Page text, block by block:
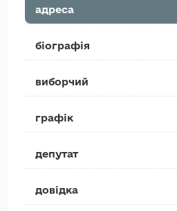
адреса
біографія
виборчий
графік
депутат
довідка